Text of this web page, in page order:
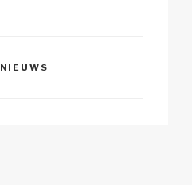
NIEUWS